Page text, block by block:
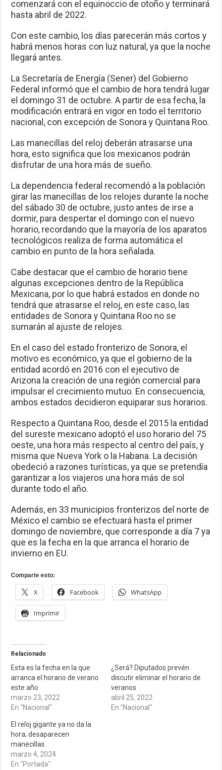
comenzará con el equinoccio de otoño y terminará
hasta abril de 2022.
Con este cambio, los días parecerán más cortos y
habrá menos horas con luz natural, ya que la noche
llegará antes.
La Secretaría de Energía (Sener) del Gobierno
Federal informó que el cambio de hora tendrá lugar
el domingo 31 de octubre. A partir de esa fecha, la
modificación entrará en vigor en todo el territorio
nacional, con excepción de Sonora y Quintana Roo.
Las manecillas del reloj deberán atrasarse una
hora, esto significa que los mexicanos podrán
disfrutar de una hora más de sueño.
La dependencia federal recomendó a la población
girar las manecillas de los relojes durante la noche
del sábado 30 de octubre, justo antes de irse a
dormir, para despertar el domingo con el nuevo
horario, recordando que la mayoría de los aparatos
tecnológicos realiza de forma automática el
cambio en punto de la hora señalada.
Cabe destacar que el cambio de horario tiene
algunas excepciones dentro de la República
Mexicana, por lo que habrá estados en donde no
tendrá que atrasarse el reloj, en este caso, las
entidades de Sonora y Quintana Roo no se
sumarán al ajuste de relojes.
En el caso del estado fronterizo de Sonora, el
motivo es económico, ya que el gobierno de la
entidad acordó en 2016 con el ejecutivo de
Arizona la creación de una región comercial para
impulsar el crecimiento mutuo. En consecuencia,
ambos estados decidieron equiparar sus horarios.
Respecto a Quintana Roo, desde el 2015 la entidad
del sureste mexicano adoptó el uso horario del 75
oeste, una hora más respecto al centro del país, y
misma que Nueva York o la Habana. La decisión
obedeció a razones turísticas, ya que se pretendía
garantizar a los viajeros una hora más de sol
durante todo el año.
Además, en 33 municipios fronterizos del norte de
México el cambio se efectuará hasta el primer
domingo de noviembre, que corresponde a día 7 ya
que es la fecha en la que arranca el horario de
invierno en EU.
Comparte esto:
X Facebook WhatsApp
Imprimir
Relacionado
Esta es la fecha en la que
arranca el horario de verano
este año
marzo 23, 2022
En "Nacional"
¿Será? Diputados prevén
discutir eliminar el horario de
veranos
abril 25, 2022
En "Nacional"
El reloj gigante ya no da la
hora; desaparecen
manecillas
marzo 4, 2024
En "Portada"